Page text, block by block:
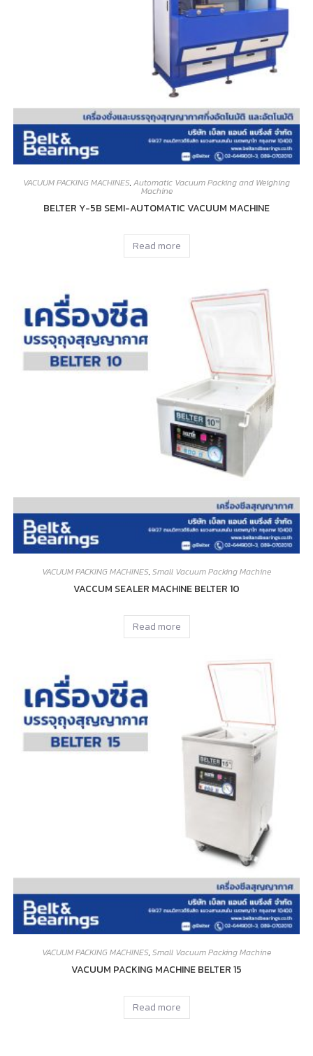
VACUUM PACKING MACHINES,Automatic Vacuum Packing and Weighing
Machine
BELTER Y-5B SEMI-AUTOMATIC VACUUM MACHINE
Read more
VACUUM PACKING MACHINES,Small Vacuum Packing Machine
VACCUM SEALER MACHINE BELTER 10
Read more
VACUUM PACKING MACHINES,Small Vacuum Packing Machine
VACUUM PACKING MACHINE BELTER 15
Read more